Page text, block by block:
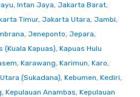
, Intan Jaya, Jakarta Barat,
Timur, Jakarta Utara, Jambi,
, Jeneponto, Jepara,
(Kuala Kapuas), Kapuas Hulu
, Karawang, Karimun, Karo,
(Sukadana), Kebumen, Kediri,
, Kepulauan Anambas, Kepulauan